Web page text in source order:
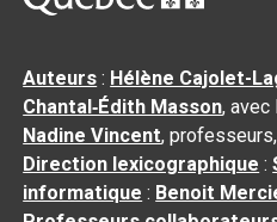
Auteurs : Hélène Cajolet-
Chantal‑Édith Masson, avec
Nadine Vincent,
Direction lexicographique :
informatique : Benoit